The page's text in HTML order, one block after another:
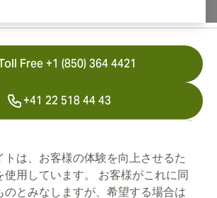
トは、お客様の体験を向上させるた
使用しています。 お客様がこれに同
のとみなしますが、希望する場合は
ン
Free +1 (850) 364 4421
+41 22 518 44 43